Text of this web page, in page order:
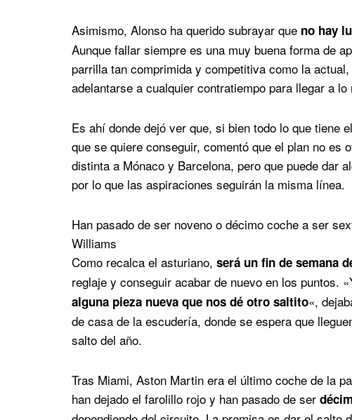
Asimismo, Alonso ha querido subrayar que no hay
Aunque fallar siempre es una muy buena forma de
parrilla tan comprimida y competitiva como la
adelantarse a cualquier contratiempo para llegar a lo
Es ahí donde dejó ver que, si bien todo lo que tiene
que se quiere conseguir, comentó que el plan no es
distinta a Mónaco y Barcelona, pero que puede dar
por lo que las aspiraciones seguirán la misma línea.
Han pasado de ser noveno o décimo coche a ser
Williams
Como recalca el asturiano, será un fin de semana
reglaje y conseguir acabar de nuevo en los puntos.
alguna pieza nueva que nos dé otro saltito«,
de casa de la escudería, donde se espera que
salto del año.
Tras Miami, Aston Martin era el último coche de la
han dejado el farolillo rojo y han pasado de ser